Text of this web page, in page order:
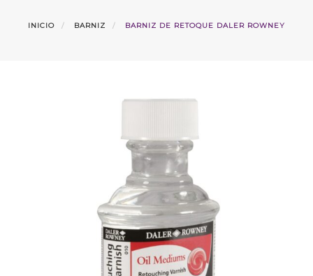
INICIO BARNIZ BARNIZ DE RETOQUE DALER ROWNEY